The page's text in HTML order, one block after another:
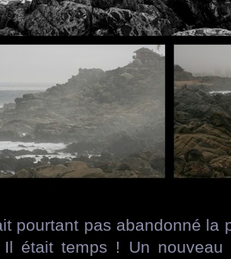
pourtant pas abandonné la
était temps ! Un nouveau